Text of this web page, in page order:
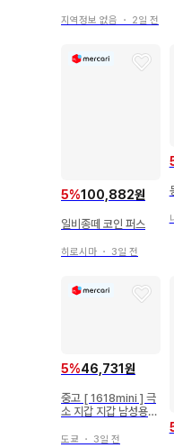
지역정보 없음 ・ 2일 전
5%100,882원
일비종떼 코인 퍼스
히로시마 ・ 3일 전
5%46,731원
중고 [ 1618mini ] 극
소 지갑 지갑 남성용
가죽
도쿄 ・ 3일 전